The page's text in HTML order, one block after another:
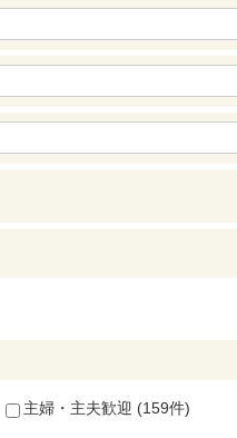
主婦・主夫歓迎 (159件)